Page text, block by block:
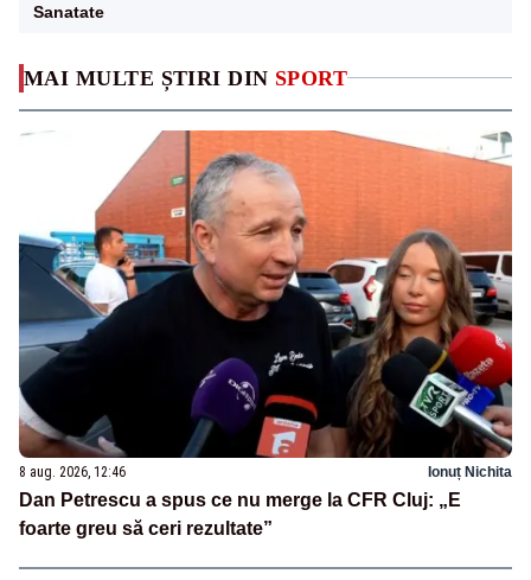
MAI MULTE ȘTIRI DIN SPORT
8 aug. 2026, 12:46 Ionuț Nichita
Dan Petrescu a spus ce nu merge la CFR Cluj: „E
foarte greu să ceri rezultate”
Sanatate